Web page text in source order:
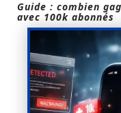
Guide : combien
avec 100k abonnés